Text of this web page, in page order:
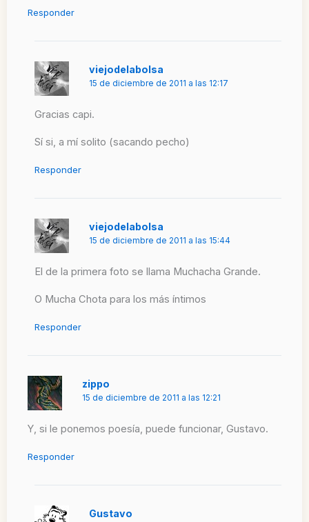
Responder
viejodelabolsa
15 de diciembre de 2011 a las 12:17
Gracias capi.
Sí si, a mí solito (sacando pecho)
Responder
viejodelabolsa
15 de diciembre de 2011 a las 15:44
El de la primera foto se llama Muchacha Grande.
O Mucha Chota para los más íntimos
Responder
zippo
15 de diciembre de 2011 a las 12:21
Y, si le ponemos poesía, puede funcionar, Gustavo.
Responder
Gustavo